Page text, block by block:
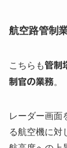
航空路管制
こちらも管制
制官の業務。
レーダー画面
る航空機に対